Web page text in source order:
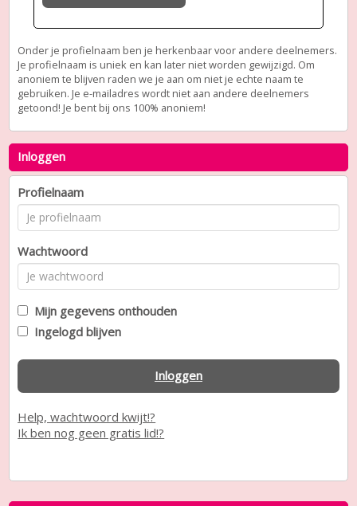
Onder je profielnaam ben je herkenbaar voor andere deelnemers.
Je profielnaam is uniek en kan later niet worden gewijzigd. Om
anoniem te blijven raden we je aan om niet je echte naam te
gebruiken. Je e-mailadres wordt niet aan andere deelnemers
getoond! Je bent bij ons 100% anoniem!
Inloggen
Profielnaam
Wachtwoord
Mijn gegevens onthouden
Ingelogd blijven
Inloggen
Help, wachtwoord kwijt!?
Ik ben nog geen gratis lid!?